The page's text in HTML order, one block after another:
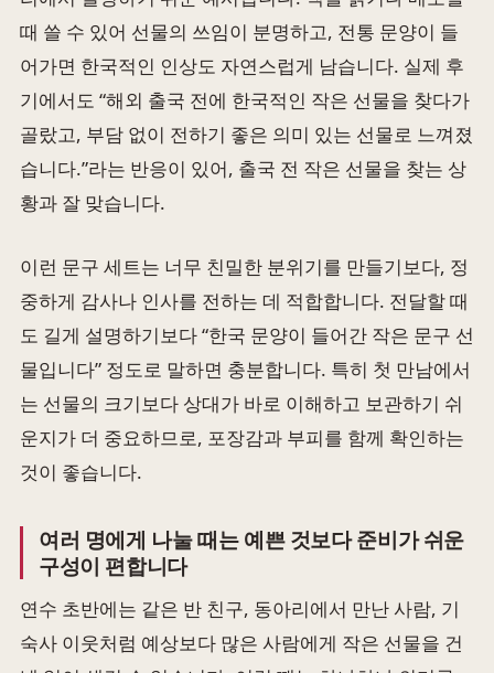
때 쓸 수 있어 선물의 쓰임이 분명하고, 전통 문양이 들
어가면 한국적인 인상도 자연스럽게 남습니다. 실제 후
기에서도 “해외 출국 전에 한국적인 작은 선물을 찾다가
골랐고, 부담 없이 전하기 좋은 의미 있는 선물로 느껴졌
습니다.”라는 반응이 있어, 출국 전 작은 선물을 찾는 상
황과 잘 맞습니다.
이런 문구 세트는 너무 친밀한 분위기를 만들기보다, 정
중하게 감사나 인사를 전하는 데 적합합니다. 전달할 때
도 길게 설명하기보다 “한국 문양이 들어간 작은 문구 선
물입니다” 정도로 말하면 충분합니다. 특히 첫 만남에서
는 선물의 크기보다 상대가 바로 이해하고 보관하기 쉬
운지가 더 중요하므로, 포장감과 부피를 함께 확인하는
것이 좋습니다.
여러 명에게 나눌 때는 예쁜 것보다 준비가 쉬운
구성이 편합니다
연수 초반에는 같은 반 친구, 동아리에서 만난 사람, 기
숙사 이웃처럼 예상보다 많은 사람에게 작은 선물을 건